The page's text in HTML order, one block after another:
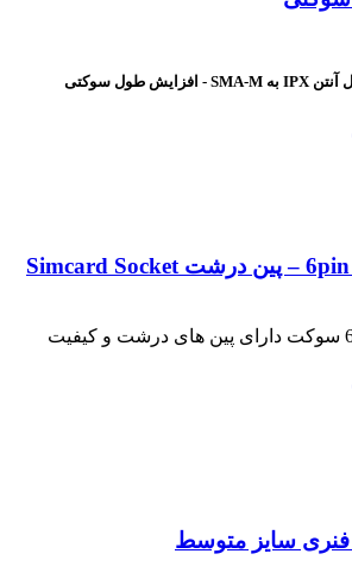
سوکت سیم کارت 6pin سوکت دارای پین های درشت و کیفیت
سایز متوسط